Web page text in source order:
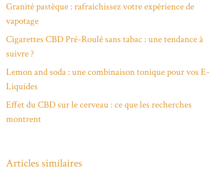
Granité pastèque : rafraîchissez votre expérience de
vapotage
Cigarettes CBD Pré-Roulé sans tabac : une tendance à
suivre ?
Lemon and soda : une combinaison tonique pour vos E-
Liquides
Effet du CBD sur le cerveau : ce que les recherches
montrent
Articles similaires